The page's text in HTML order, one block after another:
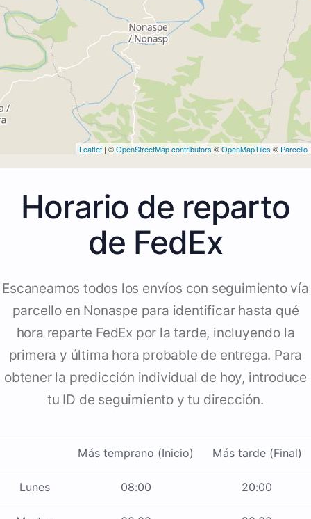
Leaflet | ©OpenStreetMap contributors ©OpenMapTiles © Parcello
Horario de reparto
de FedEx
Escaneamos todos los envíos con seguimiento vía
parcello en Nonaspe para identificar hasta qué
hora reparte FedEx por la tarde, incluyendo la
primera y última hora probable de entrega. Para
obtener la predicción individual de hoy, introduce
tu ID de seguimiento y tu dirección.
Más temprano (Inicio) Más tarde (Final)
Lunes 08:00 20:00